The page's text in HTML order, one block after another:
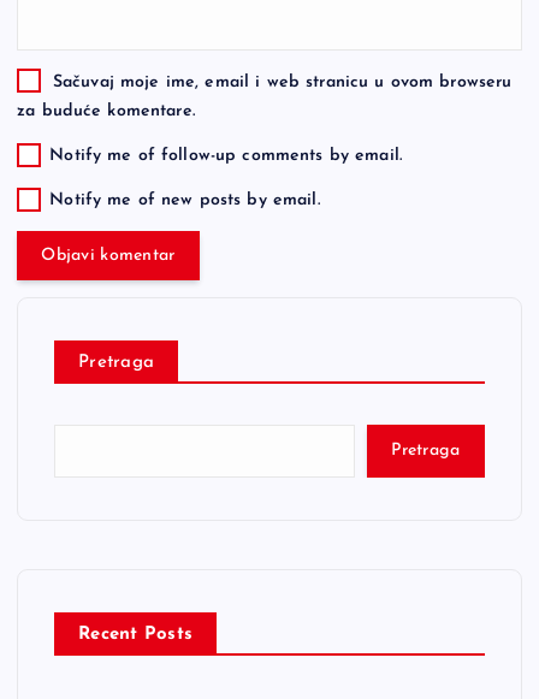
Sačuvaj moje ime, email i web stranicu u ovom browseru
za buduće komentare.
Notify me of follow-up comments by email.
Notify me of new posts by email.
Pretraga
Pretraga
Recent Posts